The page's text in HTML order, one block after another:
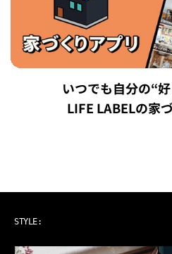
いつでも自分の“好
LIFE LABELの家
STYLE: